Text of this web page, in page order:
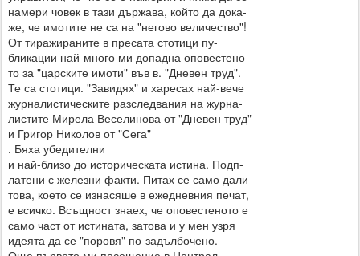
намери човек в тази държава, който да дока-
же, че имотите не са на "негово величество"!
От тиражираните в пресата стотици пу-
бликации най-много ми допадна оповестено-
то за "царските имоти" във в. "Дневен труд".
Те са стотици. "Завидях" и харесах най-вече
журналистическите разследвания на журна-
листите Мирела Веселинова от "Дневен труд"
и Григор Николов от "Сега"
. Бяха убедителни
и най-близо до историческата истина. Подп-
латени с железни факти. Питах се само дали
това, което се изнасяше в ежедневния печат,
е всичко. Всъщност знаех, че оповестеното е
само част от истината, затова и у мен узря
идеята да се "поровя" по-задълбочено.